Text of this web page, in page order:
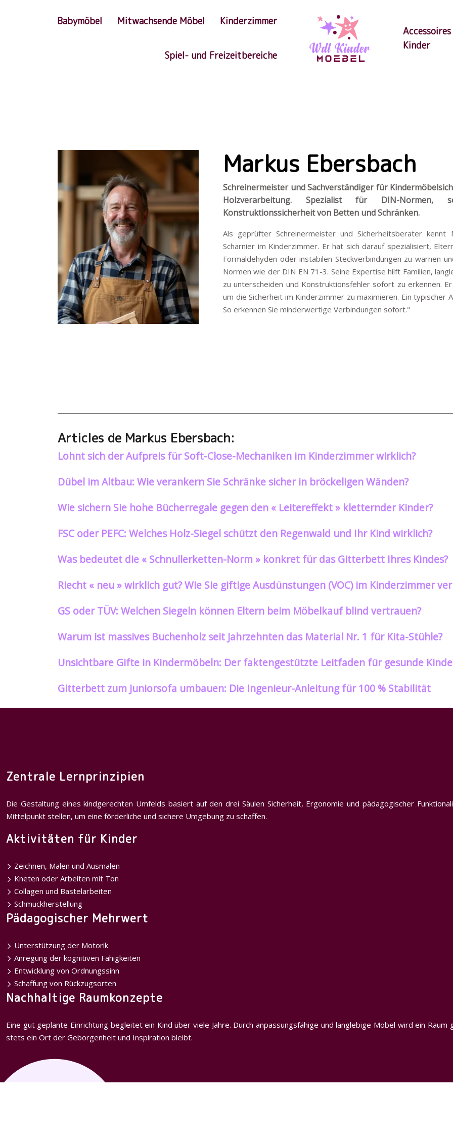
Kinderzimmer
Mitwachsende Möbel
Babymöbel
Spiel- und Freizeitbereiche
Kinder
Markus Ebersbach
Schreinermeister und Sachverständiger für
Holzverarbeitung. Spezialist für DIN-Normen,
Konstruktionssicherheit von Betten und Schränken.
Als geprüfter Schreinermeister und Sicherheitsberater kennt
Scharnier im Kinderzimmer. Er hat sich darauf spezialisiert,
Formaldehyden oder instabilen Steckverbindungen zu warnen
Normen wie der DIN EN 71-3. Seine Expertise hilft Familien,
zu unterscheiden und Konstruktionsfehler sofort zu erkennen.
um die Sicherheit im Kinderzimmer zu maximieren. Ein typischer
So erkennen Sie minderwertige Verbindungen sofort."
Articles de Markus Ebersbach:
Lohnt sich der Aufpreis für Soft-Close-Mechaniken im Kinderzimmer wirklich?
Dübel im Altbau: Wie verankern Sie Schränke sicher in bröckeligen Wänden?
Wie sichern Sie hohe Bücherregale gegen den « Leitereffekt » kletternder Kinder?
FSC oder PEFC: Welches Holz-Siegel schützt den Regenwald und Ihr Kind wirklich?
Was bedeutet die « Schnullerketten-Norm » konkret für das Gitterbett Ihres Kindes?
Riecht « neu » wirklich gut? Wie Sie giftige Ausdünstungen (VOC) im Kinderzimmer
GS oder TÜV: Welchen Siegeln können Eltern beim Möbelkauf blind vertrauen?
Warum ist massives Buchenholz seit Jahrzehnten das Material Nr. 1 für Kita-Stühle?
Unsichtbare Gifte in Kindermöbeln: Der faktengestützte Leitfaden für gesunde
Gitterbett zum Juniorsofa umbauen: Die Ingenieur-Anleitung für 100 % Stabilität
Zentrale Lernprinzipien
Die Gestaltung eines kindgerechten Umfelds basiert auf den drei Säulen Sicherheit, Ergonomie und pädagogischer
Mittelpunkt stellen, um eine förderliche und sichere Umgebung zu schaffen.
Aktivitäten für Kinder
Zeichnen, Malen und Ausmalen
Kneten oder Arbeiten mit Ton
Collagen und Bastelarbeiten
Schmuckherstellung
Pädagogischer Mehrwert
Unterstützung der Motorik
Anregung der kognitiven Fähigkeiten
Entwicklung von Ordnungssinn
Schaffung von Rückzugsorten
Nachhaltige Raumkonzepte
Eine gut geplante Einrichtung begleitet ein Kind über viele Jahre. Durch anpassungsfähige und langlebige Möbel wird ein
stets ein Ort der Geborgenheit und Inspiration bleibt.